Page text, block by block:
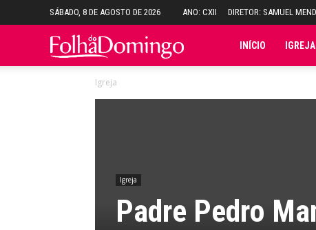
SÁBADO, 8 DE AGOSTO DE 2026 ANO: CXII DIRETOR: SAMUEL
Folha INÍCIO IGREJA
Igreja
Igreja
Padre Pedro